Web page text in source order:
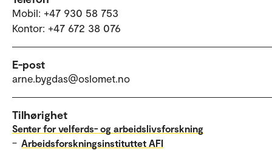
Mobil: +47 930 58 753
Kontor: +47 672 38 076
E-post
arne.bygdas@oslomet.no
Tilhørighet
Senter for velferds- og arbeidslivsforskning
– Arbeidsforskningsinstituttet AFI